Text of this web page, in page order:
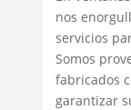
nos
servicios
Somos
fabricados
garantizar